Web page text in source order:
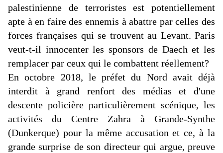
palestinienne de terroristes est potentiellement
apte à en faire des ennemis à abattre par celles des
forces françaises qui se trouvent au Levant. Paris
veut-t-il innocenter les sponsors de Daech et les
remplacer par ceux qui le combattent réellement?
En octobre 2018, le préfet du Nord avait déjà
interdit à grand renfort des médias et d'une
descente policière particulièrement scénique, les
activités du Centre Zahra à Grande-Synthe
(Dunkerque) pour la même accusation et ce, à la
grande surprise de son directeur qui argue, preuve